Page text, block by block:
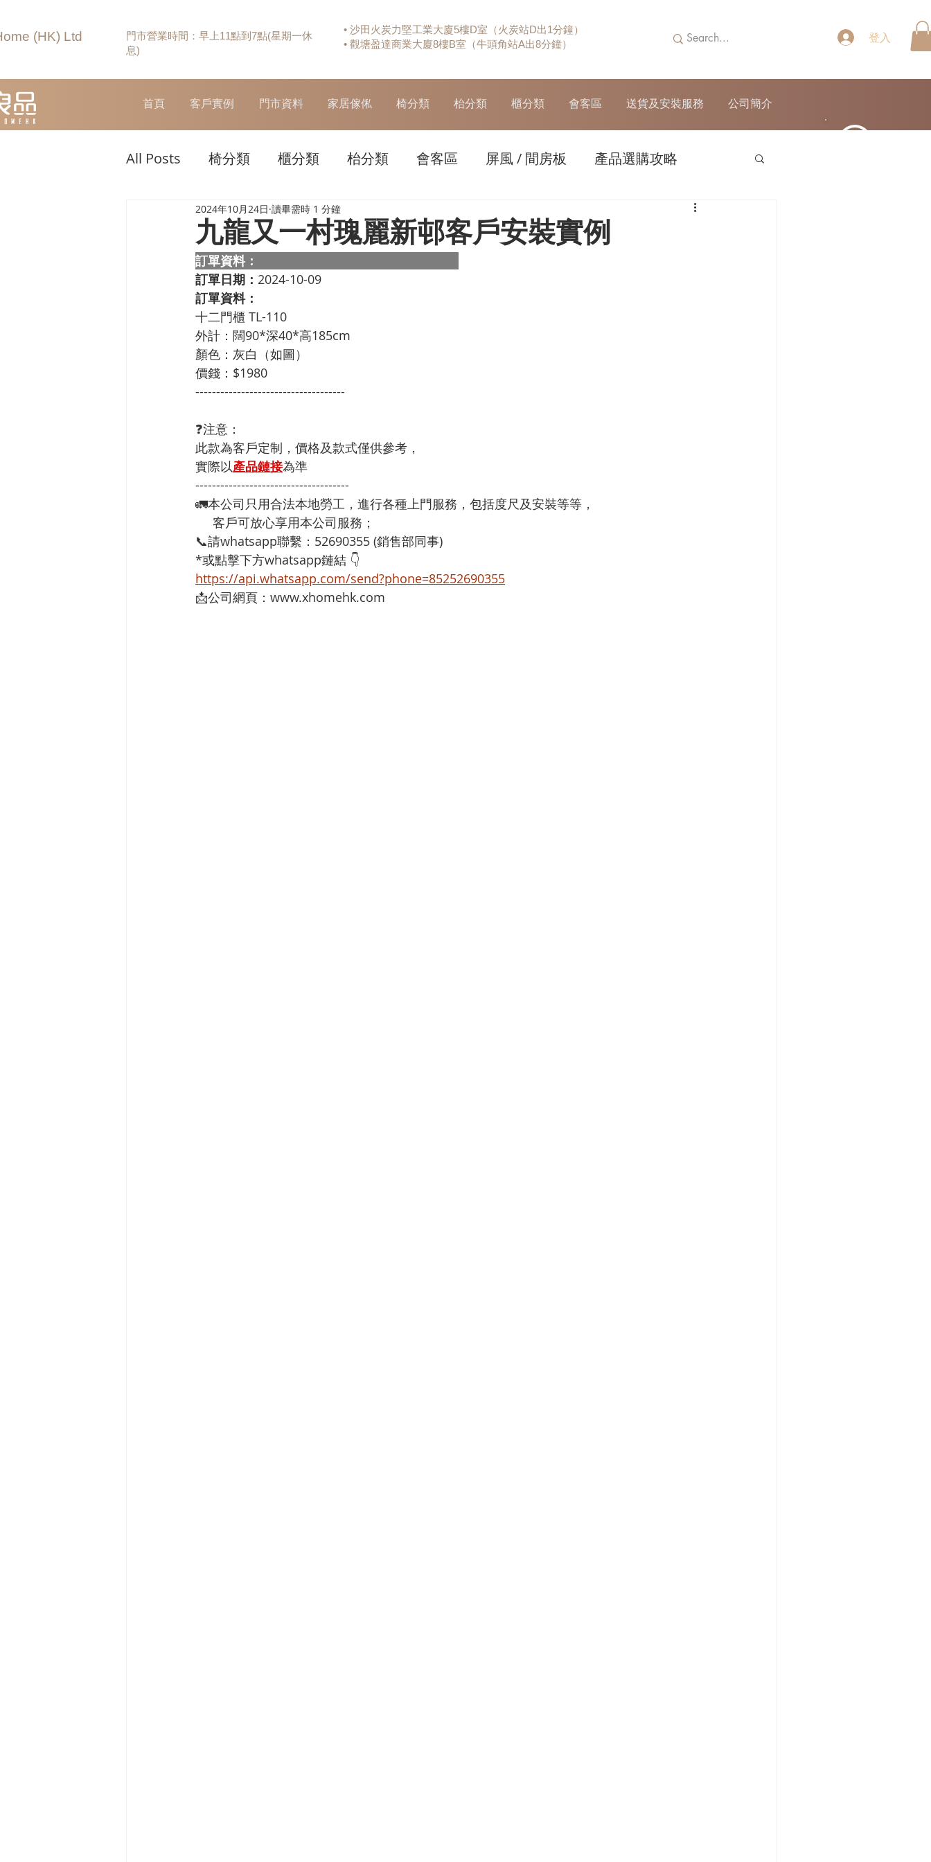
(HK) Ltd
門市營業時間：早上11點到7點(星期一休
息)
• 沙田火炭力堅工業大廈5樓D室（火炭站D出1分鐘）
• 觀塘盈達商業大廈8樓B室（牛頭角站A出8分鐘）
登入
首頁 客戶實例 門市資料 家居傢俬 椅分類 枱分類 櫃分類 會客區 送貨及安裝服務 公司簡介
All Posts 椅分類 櫃分類 枱分類 會客區 屏風 / 間房板 產品選購攻略
九龍又一村瑰麗新邨客戶安裝實例
2024年10月24日 讀畢需時 1 分鐘
訂單資料：
訂單日期： 2024-10-09
訂單資料：
十二門櫃 TL-110
外計：闊90*深40*高185cm
顏色：灰白（如圖）
價錢：$1980
------------------------------------
❓注意：
此款為客戶定制，價格及款式僅供參考，
實際以產品鏈接為準
-------------------------------------
🚛本公司只用合法本地勞工，進行各種上門服務，包括度尺及安裝等等，
     客戶可放心享用本公司服務；
📞請whatsapp聯繫：52690355 (銷售部同事)
*或點擊下方whatsapp鏈結 👇
https://api.whatsapp.com/send?phone=85252690355
📩公司網頁：www.xhomehk.com